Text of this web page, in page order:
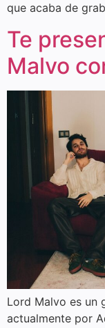
que acaba de
Te
Malvo
Lord Malvo es un
actualmente por